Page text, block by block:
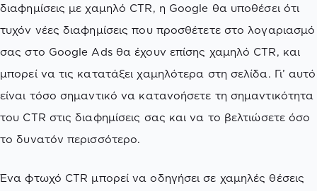
διαφημίσεις με χαμηλό CTR, η Google θα υποθέσει ότι
τυχόν νέες διαφημίσεις που προσθέτετε στο λογαριασμό
σας στο Google Ads θα έχουν επίσης χαμηλό CTR, και
μπορεί να τις κατατάξει χαμηλότερα στη σελίδα. Γι’ αυτό
είναι τόσο σημαντικό να κατανοήσετε τη σημαντικότητα
του CTR στις διαφημίσεις σας και να το βελτιώσετε όσο
το δυνατόν περισσότερο.
Ένα φτωχό CTR μπορεί να οδηγήσει σε χαμηλές θέσεις